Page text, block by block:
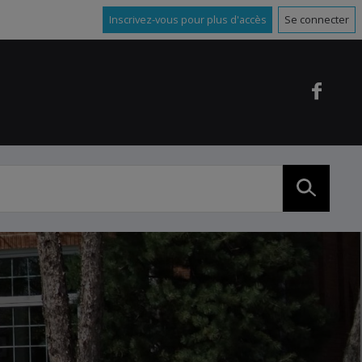
Inscrivez-vous pour plus d'accès Se connecter